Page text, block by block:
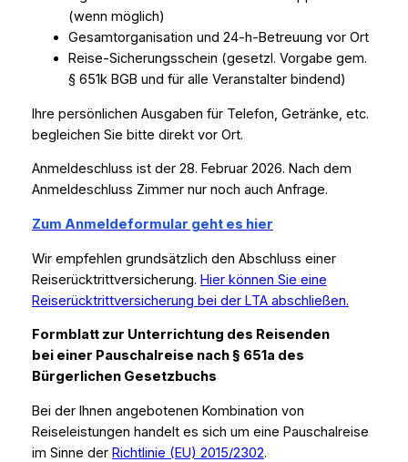
(wenn möglich)
Gesamtorganisation und 24-h-Betreuung vor Ort
Reise-Sicherungsschein (gesetzl. Vorgabe gem.
§ 651k BGB und für alle Veranstalter bindend)
Ihre persönlichen Ausgaben für Telefon, Getränke, etc.
begleichen Sie bitte direkt vor Ort.
Anmeldeschluss ist der 28. Februar 2026. Nach dem
Anmeldeschluss Zimmer nur noch auch Anfrage.
Zum Anmeldeformular geht es hier
Wir empfehlen grundsätzlich den Abschluss einer
Reiserücktrittversicherung. Hier können Sie eine
Reiserücktrittversicherung bei der LTA abschließen.
Formblatt zur Unterrichtung des Reisenden
bei einer Pauschalreise nach § 651a des
Bürgerlichen Gesetzbuchs
Bei der Ihnen angebotenen Kombination von
Reiseleistungen handelt es sich um eine Pauschalreise
im Sinne der Richtlinie (EU) 2015/2302.